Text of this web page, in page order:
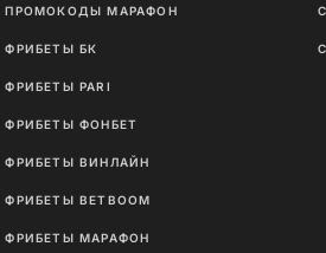
ПРОМОКОДЫ МАРАФОН
ФРИБЕТЫ БК
ФРИБЕТЫ PARI
ФРИБЕТЫ ФОНБЕТ
ФРИБЕТЫ ВИНЛАЙН
ФРИБЕТЫ BETBOOM
ФРИБЕТЫ МАРАФОН